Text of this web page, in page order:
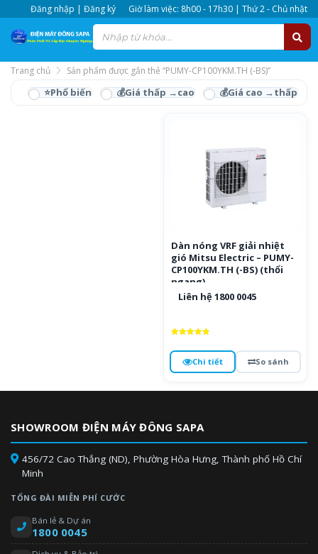
Đăng nhập | Đăng ký Giờ làm việc: 8h00 - 17h30 | Thứ 2 - Chủ nhật
Trang chủ Sản phẩm được gắn thẻ “PUMY-CP100YKM.TH (-BS)”
PUMY-CP100YKM.TH (-
Dàn nóng VRF giải nhiệt
gió Mitsu Electric – PUMY-
CP100YKM.TH (-BS) (thổi
ngang)
Liên hệ 1800 0045
5 saoChi tiết So sánh
SHOWROOM ĐIỆN MÁY ĐÔNG SAPA
456/72 Cao Thắng (ND), Phường Hòa Hưng, Thành phố Hồ Chí
Minh
TỔNG ĐÀI MIỄN PHÍ CƯỚC
Bán lẻ & Dự án
1800 0045